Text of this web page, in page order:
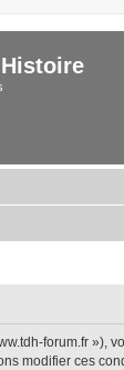
forum.fr »),
modifier ces